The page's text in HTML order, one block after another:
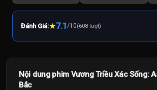
Đánh Giá:★7.1/10(608 lượt)
Nội dung phim Vương Triều Xác Sống:
Bắc